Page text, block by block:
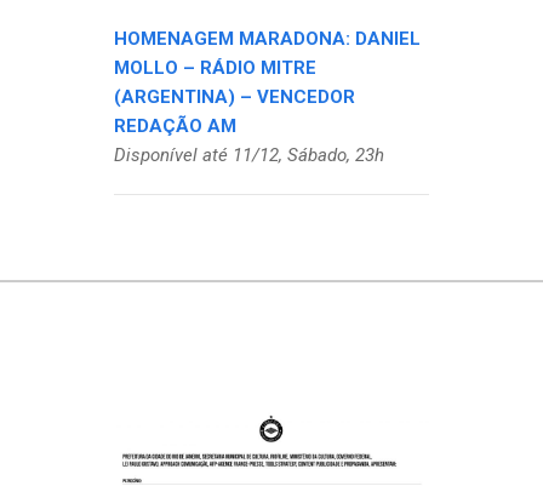
HOMENAGEM MARADONA: DANIEL
MOLLO – RÁDIO MITRE
(ARGENTINA) – VENCEDOR
REDAÇÃO AM
Disponível até 11/12, Sábado, 23h